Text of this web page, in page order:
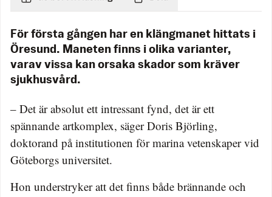
För första gången har en klängmanet hittats i
Öresund. Maneten finns i olika varianter,
varav vissa kan orsaka skador som kräver
sjukhusvård.
– Det är absolut ett intressant fynd, det är ett
spännande artkomplex, säger Doris Björling,
doktorand på institutionen för marina vetenskaper vid
Göteborgs universitet.
Hon understryker att det finns både brännande och